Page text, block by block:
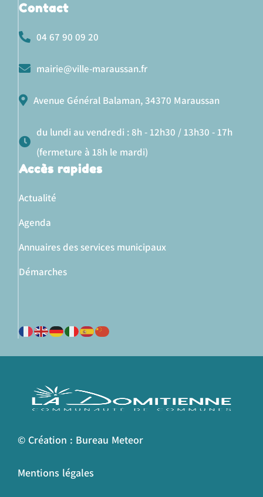
Contact
04 67 90 09 20
mairie@ville-maraussan.fr
Avenue Général Balaman, 34370 Maraussan
du lundi au vendredi : 8h - 12h30 / 13h30 - 17h
(fermeture à 18h le mardi)
Accès rapides
Actualité
Agenda
Annuaires des services municipaux
Démarches
© Création : Bureau Meteor
Mentions légales